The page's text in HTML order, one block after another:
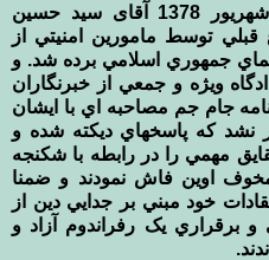
همچنین صبح روز دوشنبه 25 شهريور 1378 آقای سيد حسين
توسط مامورين ‏امنيتي از
جمهوري اسلامي برده شد. و
‏ويژه و جمعي از خبرنگاران
جام جم مصاحبه اي با ايشان
که پاسخهاي ديکته شده و
مهمي را در رابطه با شکنجه
اوين فاش نمودند و ضمنا
خود مبني بر جدايي ‏دين از
برقراري يک رفراندوم آزاد و